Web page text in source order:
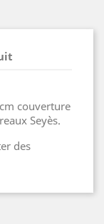
couverture
Seyès.
des